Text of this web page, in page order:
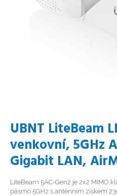
UBNT LiteBeam
venkovní, 5GHz
Gigabit LAN,
LiteBeam 5AC-Gen2 je 2x2 MIMO
pásmo 5GHz s anténním ziskem